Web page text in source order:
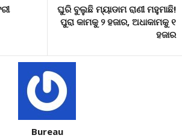
ଘୁରି ବୁଲୁଛି ମ୍ୟାଡାମ ରାଣୀ ମହୁମାଛି!
ପୁରା କାମକୁ ୨ ହଜାର, ଅଧାକାମକୁ ୧
ହଜାର
Bureau